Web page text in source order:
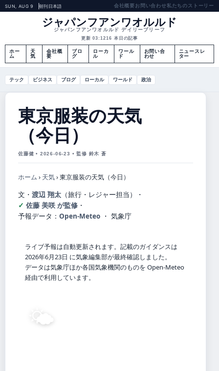
SUN, AUG 9 朝刊日本語 会社概要お問い合わせ私たちのストーリー
ジャパンフアンワオルルド
ジャパンフアンワオルルド デイリーブリーフ
更新 03:1216 本日の記事
ホー
ム
天
気
会社概
要
ブロ
グ
ローカ
ル
ワール
ド
お問い合
わせ
ニュースレ
ター
テック ビジネス ブログ ローカル ワールド 政治
東京服装の天気
（今日）
佐藤健 • 2026-06-23 • 監修 鈴木 蒼
ホーム › 天気›東京服装の天気（今日）
文・ 渡辺 翔太 （旅行・レジャー担当）
・
佐藤 美咲 が監修 ・
予報データ： Open-Meteo ・ 気象庁
ライブ予報は自動更新されます。記載のガイダンスは
2026年6月23日 に気象編集部が最終確認しました。
データは気象庁ほか各国気象機関のものを Open-Meteo
経由で利用しています。
🌤️